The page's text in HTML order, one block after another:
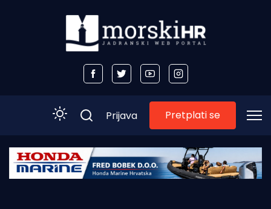
Početna
Prijava Pretplati se